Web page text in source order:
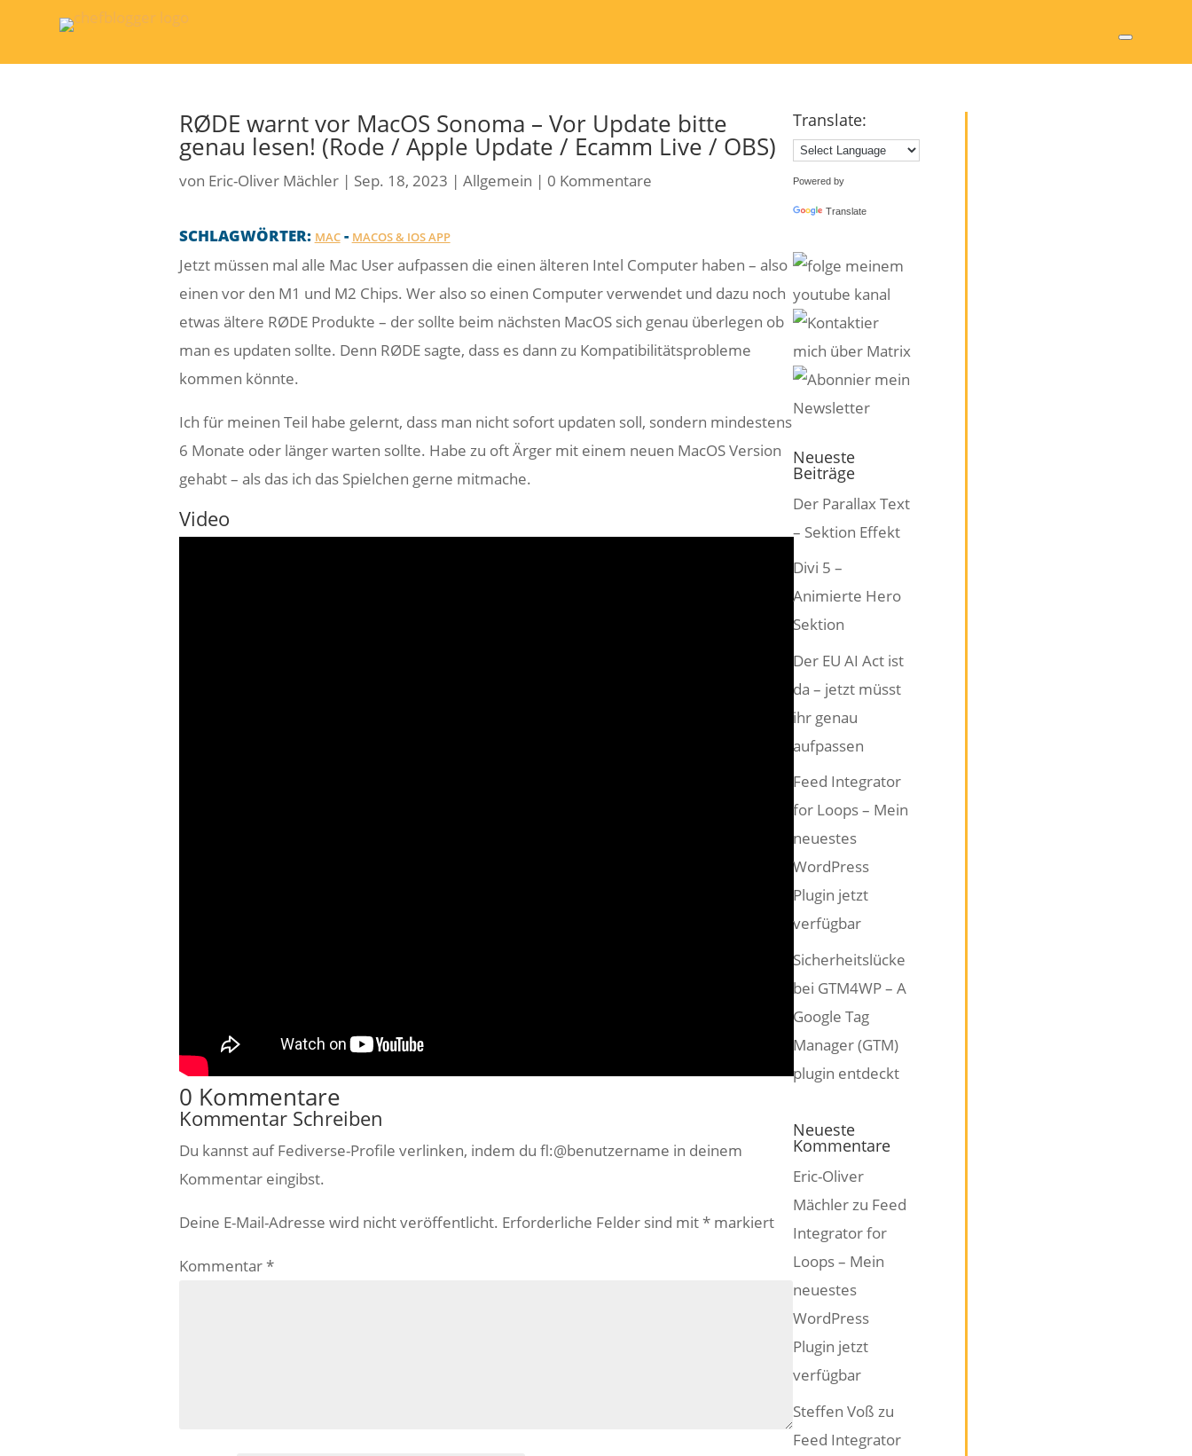
RØDE warnt vor MacOS Sonoma – Vor Update bitte
genau lesen! (Rode / Apple Update / Ecamm Live / OBS)
von Eric-Oliver Mächler| Sep. 18, 2023 | Allgemein | 0 Kommentare
SCHLAGWÖRTER: MAC- MACOS & IOS APP
Jetzt müssen mal alle Mac User aufpassen die einen älteren Intel Computer haben – also
einen vor den M1 und M2 Chips. Wer also so einen Computer verwendet und dazu noch
etwas ältere RØDE Produkte – der sollte beim nächsten MacOS sich genau überlegen ob
man es updaten sollte. Denn RØDE sagte, dass es dann zu Kompatibilitätsprobleme
kommen könnte.
Ich für meinen Teil habe gelernt, dass man nicht sofort updaten soll, sondern mindestens
6 Monate oder länger warten sollte. Habe zu oft Ärger mit einem neuen MacOS Version
gehabt – als das ich das Spielchen gerne mitmache.
Video
0 Kommentare
Kommentar Schreiben
Du kannst auf Fediverse-Profile verlinken, indem du fl:@benutzername in deinem
Kommentar eingibst.
Deine E-Mail-Adresse wird nicht veröffentlicht. Erforderliche Felder sind mit*markiert
Kommentar*
Translate:
Powered by
Translate
Neueste
Beiträge
Der Parallax Text
– Sektion Effekt
Divi 5 –
Animierte Hero
Sektion
Der EU AI Act ist
da – jetzt müsst
ihr genau
aufpassen
Feed Integrator
for Loops – Mein
neuestes
WordPress
Plugin jetzt
verfügbar
Sicherheitslücke
bei GTM4WP – A
Google Tag
Manager (GTM)
plugin entdeckt
Neueste
Kommentare
Eric-Oliver
Mächlerzu Feed
Integrator for
Loops – Mein
neuestes
WordPress
Plugin jetzt
verfügbar
Steffen Voß zu
Feed Integrator